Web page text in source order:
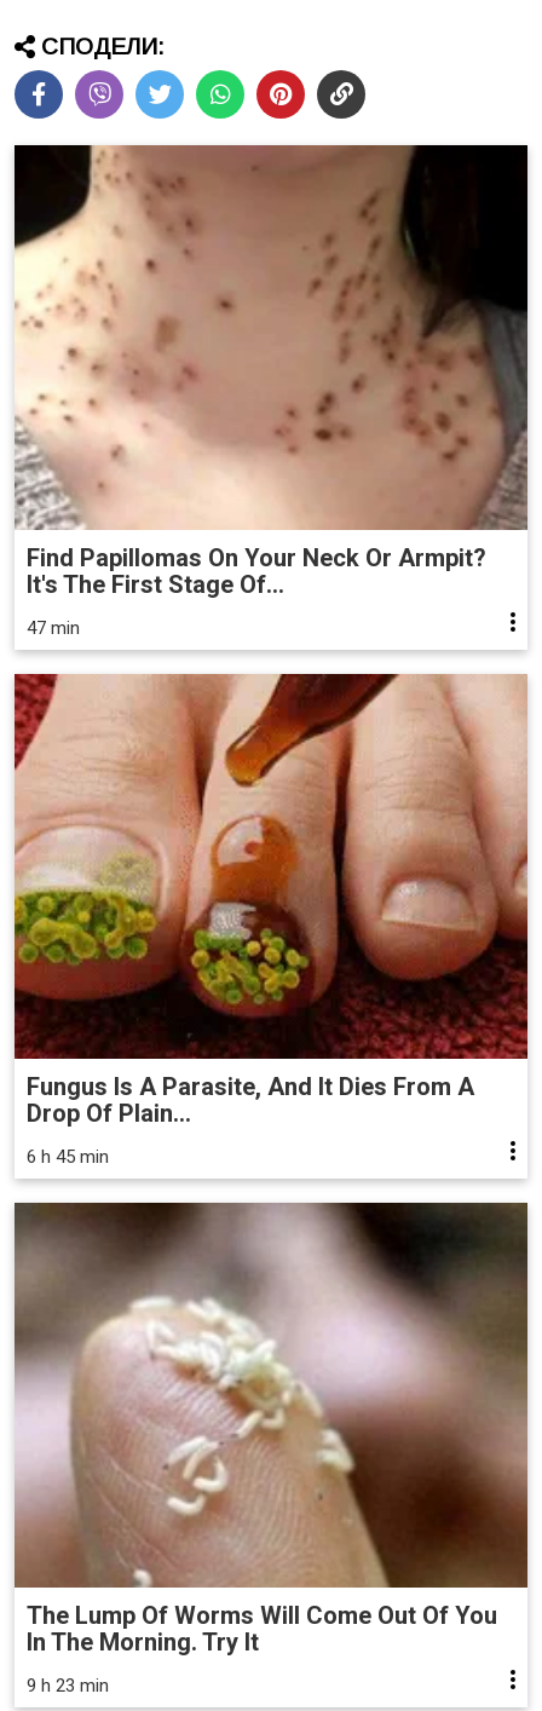
СПОДЕЛИ:
Find Papillomas On Your Neck Or Armpit?
It's The First Stage Of...
47 min
Fungus Is A Parasite, And It Dies From A
Drop Of Plain...
6 h 45 min
The Lump Of Worms Will Come Out Of You
In The Morning. Try It
9 h 23 min